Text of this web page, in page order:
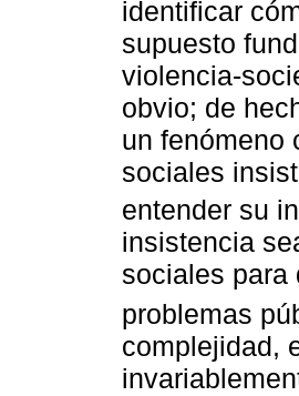
identificar
supuesto
violencia-
obvio; de
un fenómeno
sociales
entender su
insistencia
sociales para
problemas
complejidad,